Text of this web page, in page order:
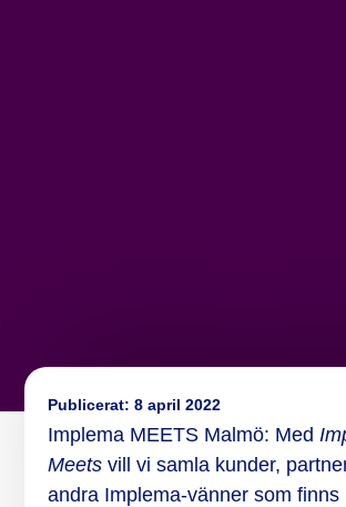
Publicerat: 8 april 2022
Implema MEETS Malmö: Med
Meetsvill vi samla kunder,
andra Implema-vänner som finns